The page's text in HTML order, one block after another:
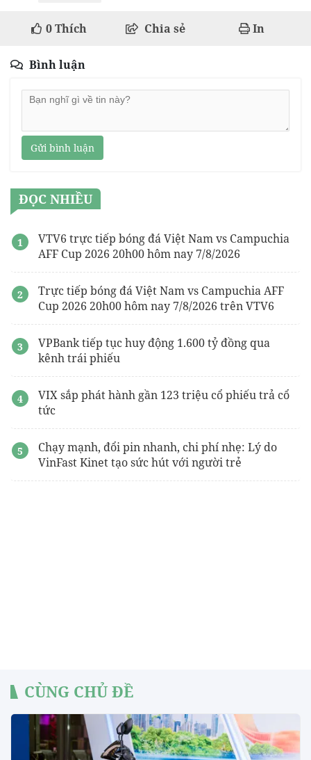
0Thích Chia sẻ In
Bình luận
Gửi bình luận
ĐỌC NHIỀU
VTV6 trực tiếp bóng đá Việt Nam vs Campuchia
AFF Cup 2026 20h00 hôm nay 7/8/2026
Trực tiếp bóng đá Việt Nam vs Campuchia AFF
Cup 2026 20h00 hôm nay 7/8/2026 trên VTV6
VPBank tiếp tục huy động 1.600 tỷ đồng qua
kênh trái phiếu
VIX sắp phát hành gần 123 triệu cổ phiếu trả cổ
tức
Chạy mạnh, đổi pin nhanh, chi phí nhẹ: Lý do
VinFast Kinet tạo sức hút với người trẻ
CÙNG CHỦ ĐỀ